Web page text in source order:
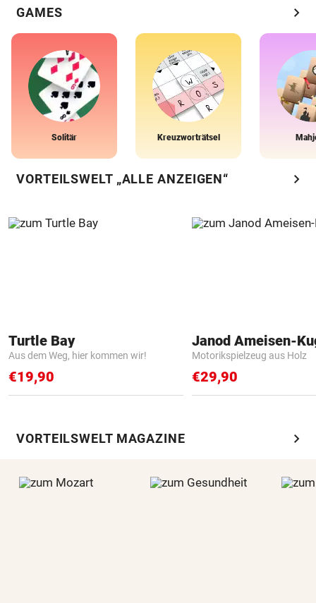
GAMES chevron_right
Solitär Kreuzworträtsel
VORTEILSWELT „ALLE ANZEIGEN“ chevron_right
Turtle Bay
Aus dem Weg, hier kommen wir!
€19,90
Janod Ameisen-
Motorikspielzeug aus Holz
€29,90
VORTEILSWELT MAGAZINE chevron_right